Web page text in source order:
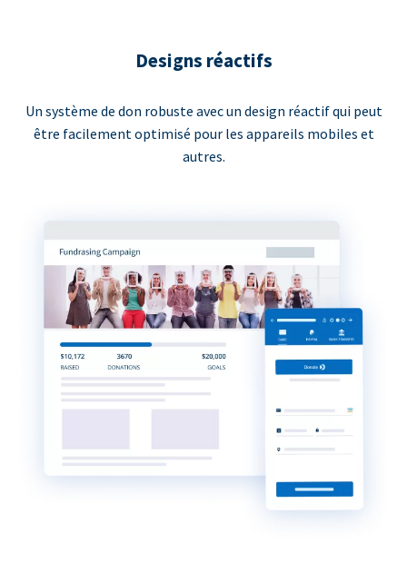
Designs réactifs
Un système de don robuste avec un design réactif qui peut
être facilement optimisé pour les appareils mobiles et
autres.